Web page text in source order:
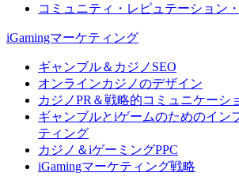
コミュニティ・レピュテーション
iGamingマーケティング
ギャンブル＆カジノSEO
オンラインカジノのデザイン
カジノPR＆戦略的コミュニケーシ
ギャンブルとiゲームのためのイン
ティング
カジノ＆iゲーミングPPC
iGamingマーケティング戦略